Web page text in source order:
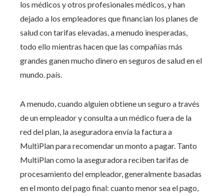
los médicos y otros profesionales médicos, y han
dejado a los empleadores que financian los planes de
salud con tarifas elevadas, a menudo inesperadas,
todo ello mientras hacen que las compañías más
grandes ganen mucho dinero en seguros de salud en el
mundo. país.
A menudo, cuando alguien obtiene un seguro a través
de un empleador y consulta a un médico fuera de la
red del plan, la aseguradora envía la factura a
MultiPlan para recomendar un monto a pagar. Tanto
MultiPlan como la aseguradora reciben tarifas de
procesamiento del empleador, generalmente basadas
en el monto del pago final: cuanto menor sea el pago,